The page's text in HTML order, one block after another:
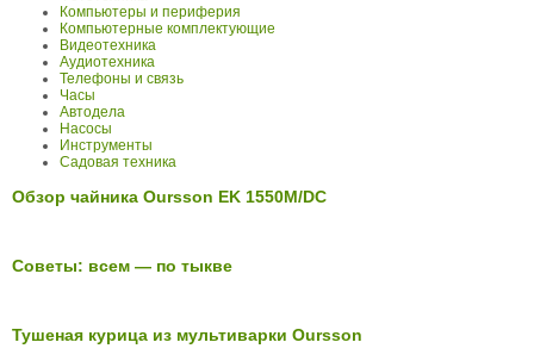
Компьютеры и периферия
Компьютерные комплектующие
Видеотехника
Аудиотехника
Телефоны и связь
Часы
Автодела
Насосы
Инструменты
Садовая техника
Обзор чайника Oursson EK 1550M/DC
Советы: всем — по тыкве
Тушеная курица из мультиварки Oursson